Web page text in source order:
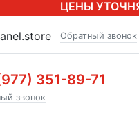
ЦЕНЫ
Обратный звонок
351-89-71
звонок